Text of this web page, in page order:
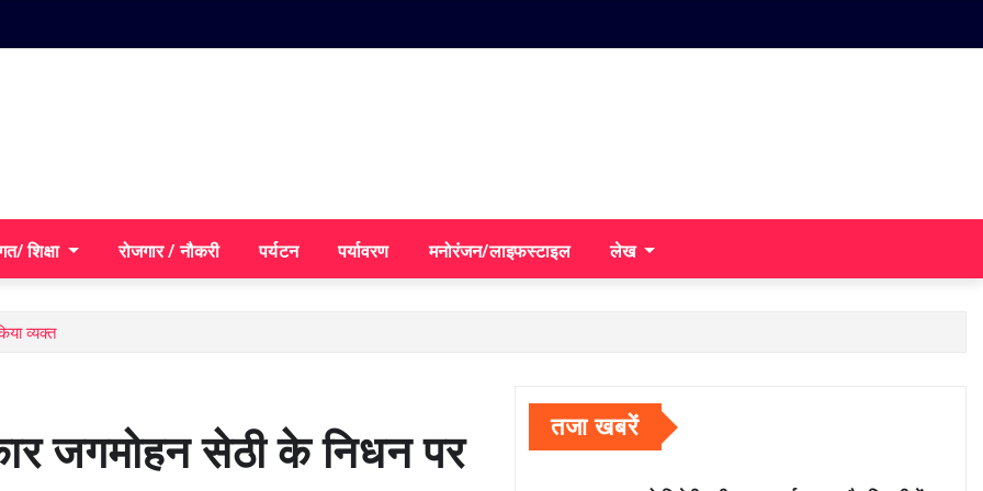
शिक्षा रोजगार / नौकरी पर्यटन पर्यावरण मनोरंजन/लाइफस्टाइल लेख
व्यक्त
जगमोहन सेठी के निधन पर तजा खबरें